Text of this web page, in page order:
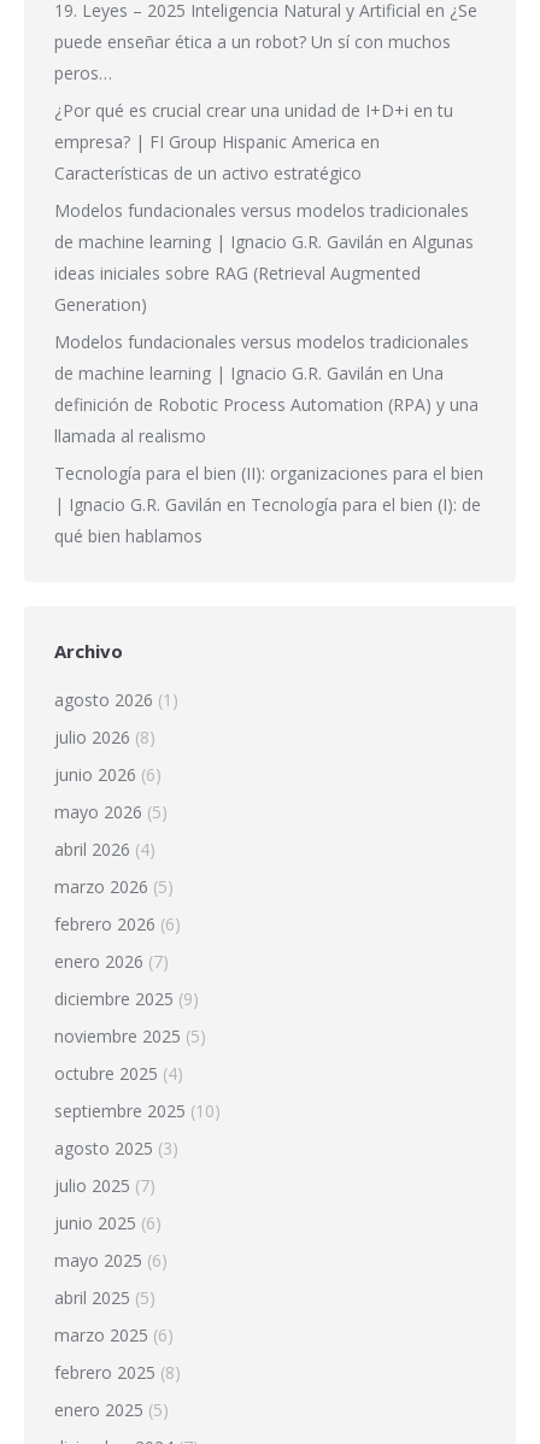
19. Leyes – 2025 Inteligencia Natural y Artificial en ¿Se
puede enseñar ética a un robot? Un sí con muchos
peros…
¿Por qué es crucial crear una unidad de I+D+i en tu
empresa? | FI Group Hispanic America en
Características de un activo estratégico
Modelos fundacionales versus modelos tradicionales
de machine learning | Ignacio G.R. Gavilán en Algunas
ideas iniciales sobre RAG (Retrieval Augmented
Generation)
Modelos fundacionales versus modelos tradicionales
de machine learning | Ignacio G.R. Gavilán en Una
definición de Robotic Process Automation (RPA) y una
llamada al realismo
Tecnología para el bien (II): organizaciones para el bien
| Ignacio G.R. Gavilán en Tecnología para el bien (I): de
qué bien hablamos
Archivo
agosto 2026 (1)
julio 2026 (8)
junio 2026 (6)
mayo 2026 (5)
abril 2026 (4)
marzo 2026 (5)
febrero 2026 (6)
enero 2026 (7)
diciembre 2025 (9)
noviembre 2025 (5)
octubre 2025 (4)
septiembre 2025 (10)
agosto 2025 (3)
julio 2025 (7)
junio 2025 (6)
mayo 2025 (6)
abril 2025 (5)
marzo 2025 (6)
febrero 2025 (8)
enero 2025 (5)